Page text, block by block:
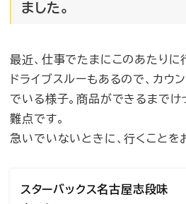
ました。
最近、仕事でたまにこのあたりに
ドライブスルーもあるので、カウ
でいる様子。商品ができるまで
難点です。
急いでいないときに、行くことを
スターバックス名古屋志段味